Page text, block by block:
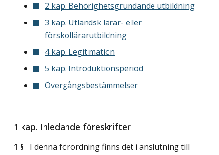
2 kap. Behörighetsgrundande utbildning
3 kap. Utländsk lärar- eller
förskollärarutbildning
4 kap. Legitimation
5 kap. Introduktionsperiod
Övergångsbestämmelser
1 kap. Inledande föreskrifter
1 § I denna förordning finns det i anslutning till